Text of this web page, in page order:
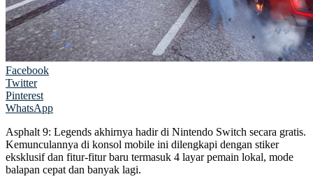
Facebook
Twitter
Pinterest
WhatsApp
Asphalt 9: Legends akhirnya hadir di Nintendo Switch secara gratis.
Kemunculannya di konsol mobile ini dilengkapi dengan stiker
eksklusif dan fitur-fitur baru termasuk 4 layar pemain lokal, mode
balapan cepat dan banyak lagi.